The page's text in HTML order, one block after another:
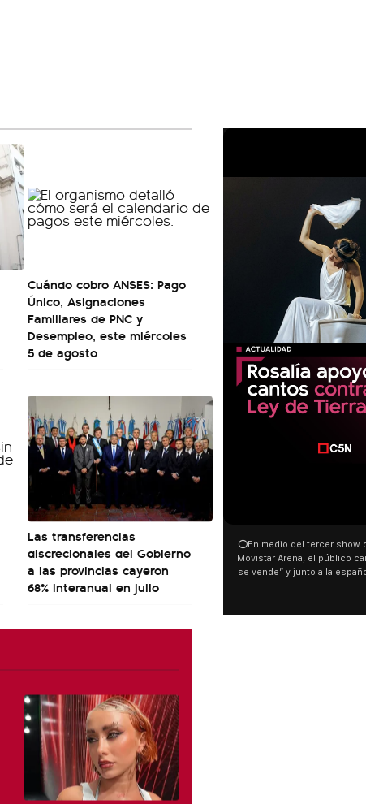
Cuándo cobro ANSES: Pago
Único, Asignaciones
Familiares de PNC y
Desempleo, este miércoles
5 de agosto
Las transferencias
discrecionales del Gobierno
a las provincias cayeron
68% interanual en julio
⭕En medio del tercer show de
Movistar Arena, el público
se vende” y junto a la